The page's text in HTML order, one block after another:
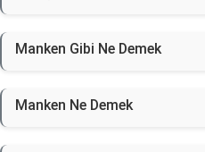
Manken Gibi Ne Demek
Manken Ne Demek